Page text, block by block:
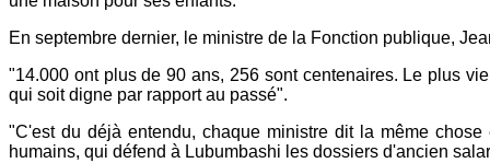
En septembre dernier, le ministre de la Fonction publique,
"14.000 ont plus de 90 ans, 256 sont centenaires. Le plus
qui soit digne par rapport au passé".
"C'est du déjà entendu, chaque ministre dit la même
humains, qui défend à Lubumbashi les dossiers d'ancien